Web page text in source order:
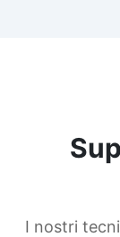
I nostri